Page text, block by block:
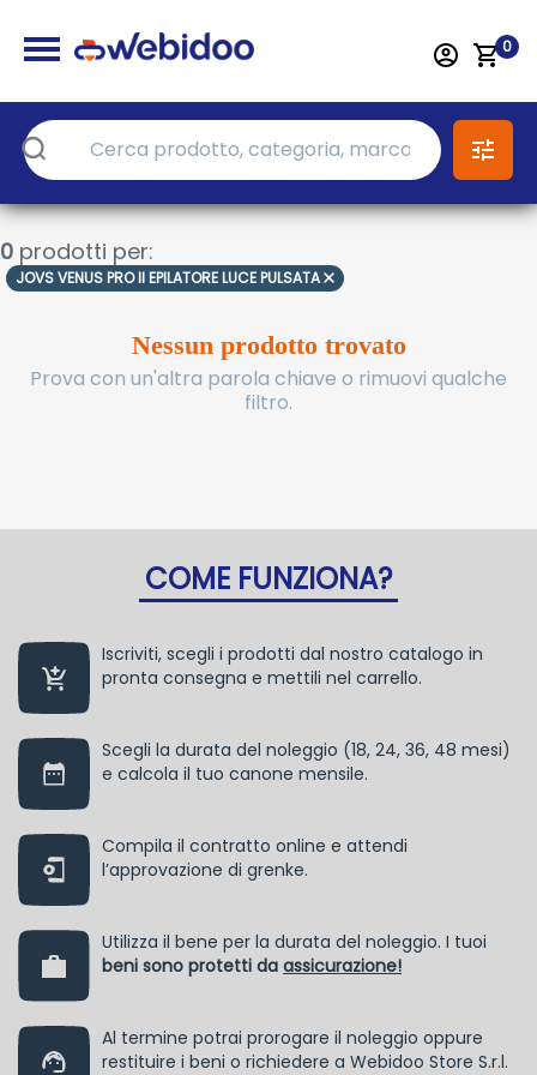
0
0 prodotti per:
JOVS VENUS PRO II EPILATORE LUCE PULSATA
Nessun prodotto trovato
Prova con un'altra parola chiave o rimuovi qualche
filtro.
COME FUNZIONA?
Iscriviti, scegli i prodotti dal nostro catalogo in
pronta consegna e mettili nel carrello.
Scegli la durata del noleggio (18, 24, 36, 48 mesi)
e calcola il tuo canone mensile.
Compila il contratto online e attendi
l’approvazione di grenke.
Utilizza il bene per la durata del noleggio. I tuoi
beni sono protetti da assicurazione!
Al termine potrai prorogare il noleggio oppure
restituire i beni o richiedere a Webidoo Store S.r.l.